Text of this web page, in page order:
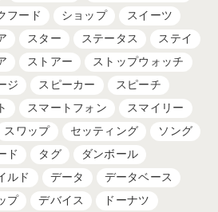
フード ショップ
スイーツ
スター ステータス
ステイ
ストアー
ストップウォッチ
ジ スピーカー
スピーチ
スマートフォン
スマイリー
スワップ セッティング
ソング
ド タグ
ダンボール
ルド データ
データベース
プ デバイス
ドーナツ